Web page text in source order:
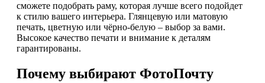
сможете подобрать раму, которая лучше всего подойдет
к стилю вашего интерьера. Глянцевую или матовую
печать, цветную или чёрно-белую – выбор за вами.
Высокое качество печати и внимание к деталям
гарантированы.
Почему выбирают ФотоПочту